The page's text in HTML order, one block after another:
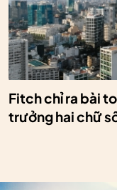
Fitch chỉ ra bài
trưởng hai chữ